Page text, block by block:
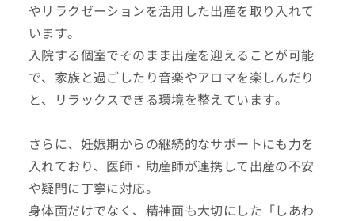
やリラクゼーションを活用した出産を取り入れて
います。
入院する個室でそのまま出産を迎えることが可能
で、家族と過ごしたり音楽やアロマを楽しんだり
と、リラックスできる環境を整えています。
さらに、妊娠期からの継続的なサポートにも力を
入れており、医師・助産師が連携して出産の不安
や疑問に丁寧に対応。
身体面だけでなく、精神面も大切にした「しあわ